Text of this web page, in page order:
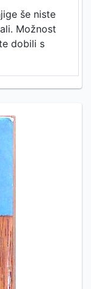
še niste
Možnost
dobili s